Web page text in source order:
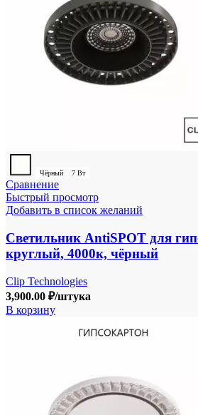
Чёрный 7 Вт
Сравнение
Быстрый просмотр
Добавить в список желаний
Светильник AntiSPOT для
круглый, 4000к, чёрный
Clip Technologies
3,900.00 ₽/штука
В корзину